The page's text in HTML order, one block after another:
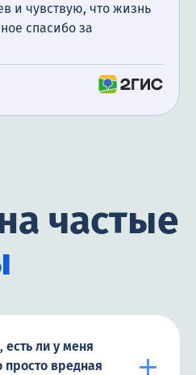
и чувствую, что жизнь
спасибо за
частые
ли у меня
просто вредная